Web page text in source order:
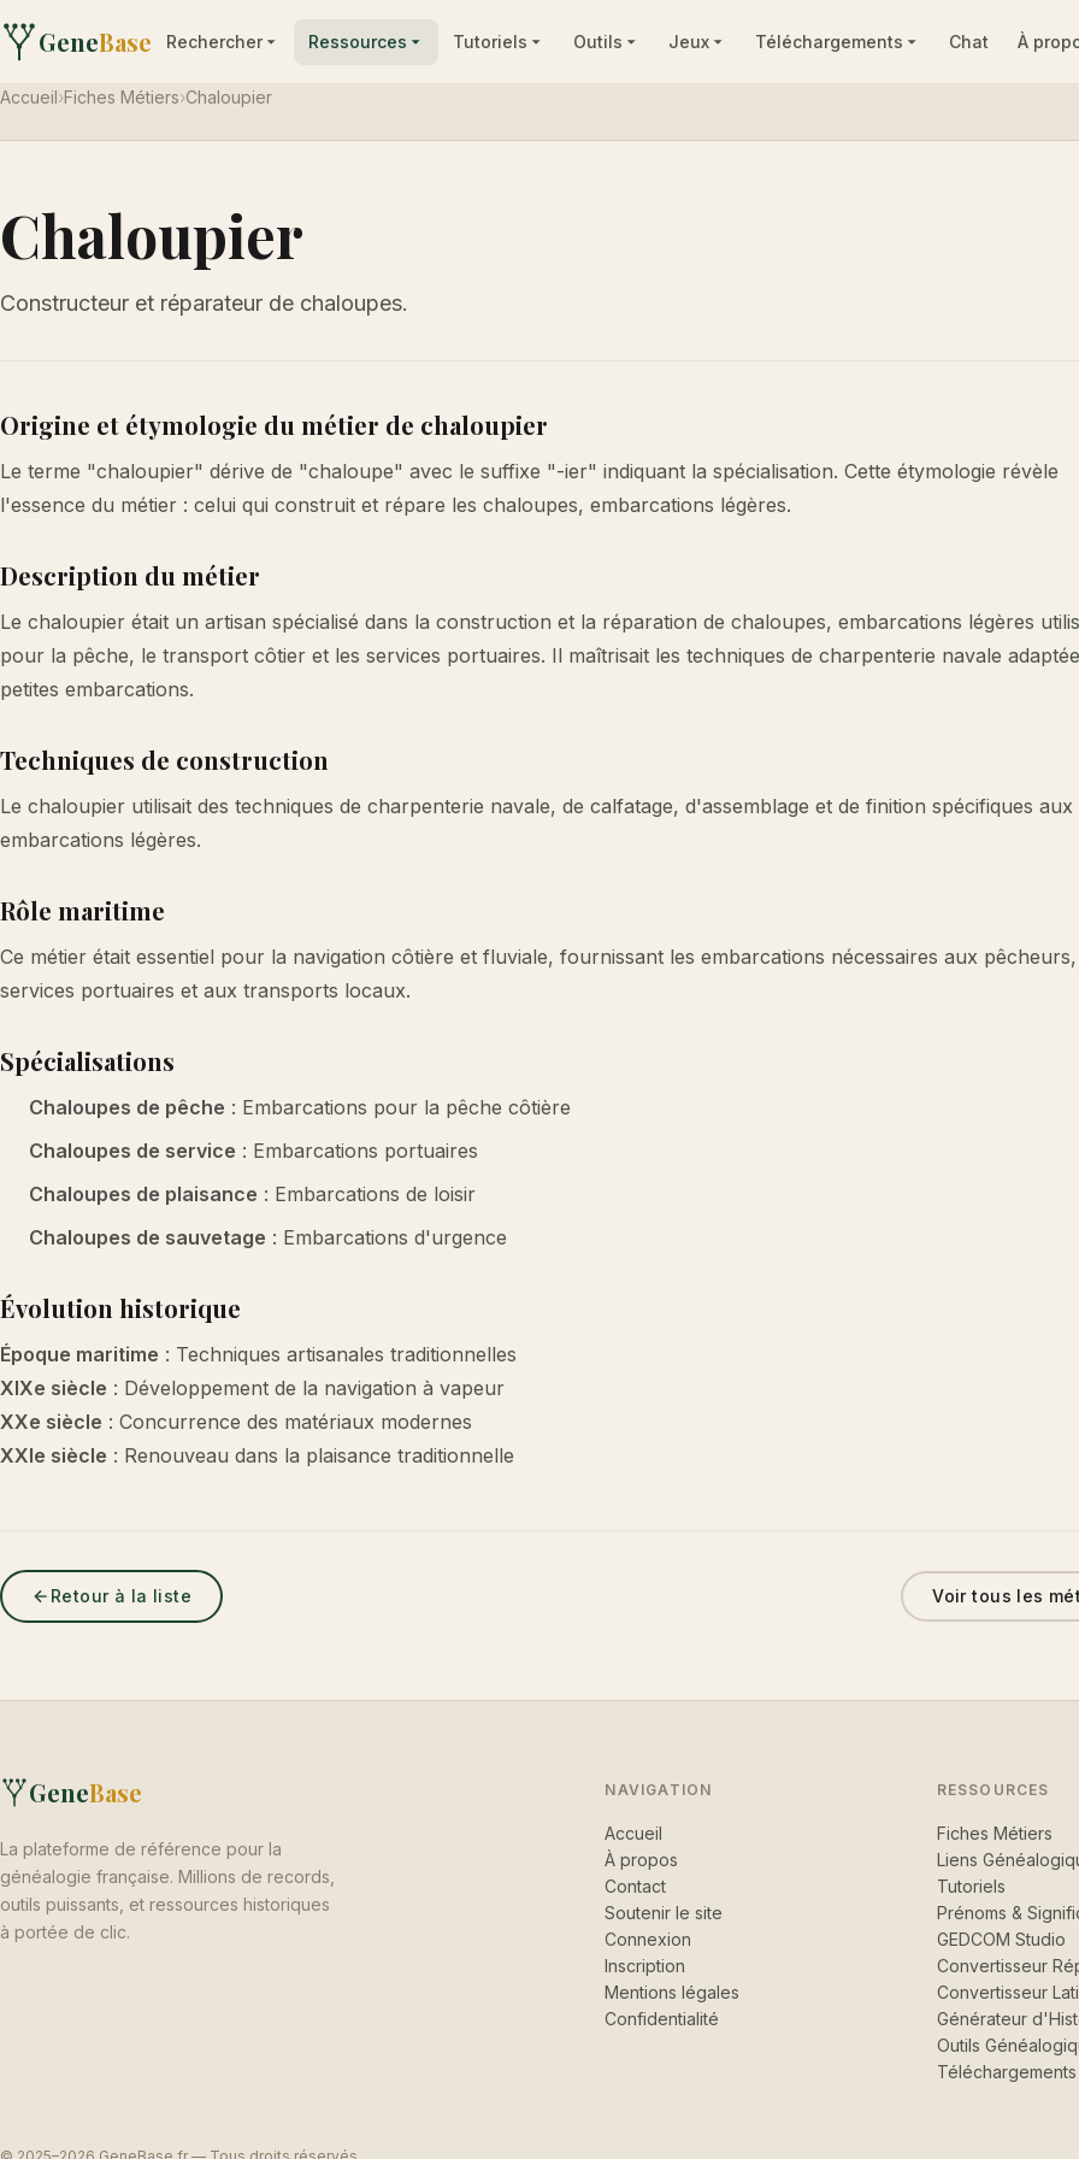
GeneBase Rechercher Ressources Tutoriels Outils Jeux Téléchargements Chat À
Accueil›Fiches Métiers›Chaloupier
Chaloupier
Constructeur et réparateur de chaloupes.
Origine et étymologie du métier de chaloupier
Le terme "chaloupier" dérive de "chaloupe" avec le suffixe "-ier" indiquant la spécialisation. Cette étymologie révèle
l'essence du métier : celui qui construit et répare les chaloupes, embarcations légères.
Description du métier
Le chaloupier était un artisan spécialisé dans la construction et la réparation de chaloupes, embarcations légères
pour la pêche, le transport côtier et les services portuaires. Il maîtrisait les techniques de charpenterie navale
petites embarcations.
Techniques de construction
Le chaloupier utilisait des techniques de charpenterie navale, de calfatage, d'assemblage et de finition spécifiques aux
embarcations légères.
Rôle maritime
Ce métier était essentiel pour la navigation côtière et fluviale, fournissant les embarcations nécessaires aux
services portuaires et aux transports locaux.
Spécialisations
Chaloupes de pêche : Embarcations pour la pêche côtière
Chaloupes de service : Embarcations portuaires
Chaloupes de plaisance : Embarcations de loisir
Chaloupes de sauvetage : Embarcations d'urgence
Évolution historique
Époque maritime : Techniques artisanales traditionnelles
XIXe siècle : Développement de la navigation à vapeur
XXe siècle : Concurrence des matériaux modernes
XXIe siècle : Renouveau dans la plaisance traditionnelle
Retour à la liste Voir tous les
GeneBase
La plateforme de référence pour la
généalogie française. Millions de records,
outils puissants, et ressources historiques
à portée de clic.
NAVIGATION
Accueil
À propos
Contact
Soutenir le site
Connexion
Inscription
Mentions légales
Confidentialité
RESSOURCES
Fiches Métiers
Liens
Tutoriels
Prénoms &
GEDCOM Studio
Convertisseur
Convertisseur
Générateur
Outils
Téléchargements